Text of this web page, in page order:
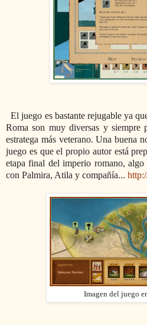
El juego es bastante rejugable ya
Roma son muy diversas y siempre
estratega más veterano. Una buena
juego es que el propio autor está
etapa final del imperio romano,
con Palmira, Atila y compañía...
Imagen del juego